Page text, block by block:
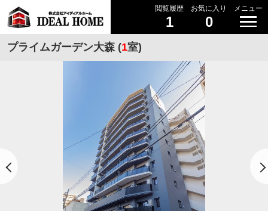
閲覧履歴
1
お気に入り
0
メニュー
プライムガーデン大森 (1室)